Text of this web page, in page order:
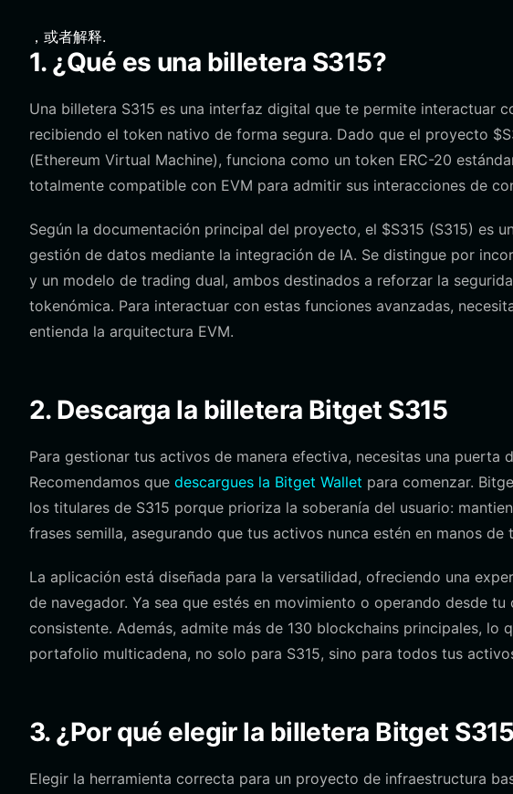
，或者解释.
1. ¿Qué es una billetera S315?
Una billetera S315 es una interfaz digital que te permite interactuar
recibiendo el token nativo de forma segura. Dado que el proyecto
(Ethereum Virtual Machine), funciona como un token ERC-20
totalmente compatible con EVM para admitir sus interacciones de
Según la documentación principal del proyecto, el $S315 (S315) es
gestión de datos mediante la integración de IA. Se distingue por
y un modelo de trading dual, ambos destinados a reforzar la
tokenómica. Para interactuar con estas funciones avanzadas,
entienda la arquitectura EVM.
2. Descarga la billetera Bitget S315
Para gestionar tus activos de manera efectiva, necesitas una puerta
Recomendamos que descargues la Bitget Wallet para comenzar.
los titulares de S315 porque prioriza la soberanía del usuario:
frases semilla, asegurando que tus activos nunca estén en manos de
La aplicación está diseñada para la versatilidad, ofreciendo una
de navegador. Ya sea que estés en movimiento o operando desde
consistente. Además, admite más de 130 blockchains principales, lo
portafolio multicadena, no solo para S315, sino para todos tus
3. ¿Por qué elegir la billetera Bitget
Elegir la herramienta correcta para un proyecto de infraestructura